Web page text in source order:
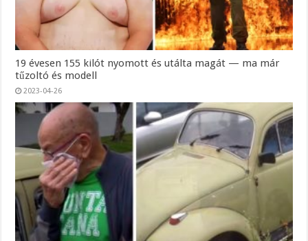
19 évesen 155 kilót nyomott és utálta magát — ma már
tűzoltó és modell
2023-04-26